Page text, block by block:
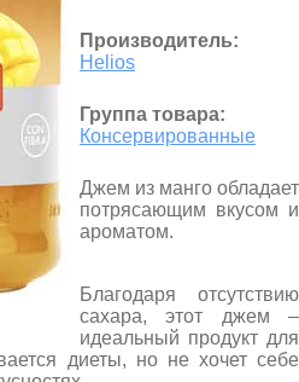
Производитель:
Helios
Группа товара:
Консервированные
Джем из манго обладает
потрясающим вкусом и
ароматом.
Благодаря отсутствию
сахара, этот джем –
идеальный продукт для
диеты, но не хочет себе